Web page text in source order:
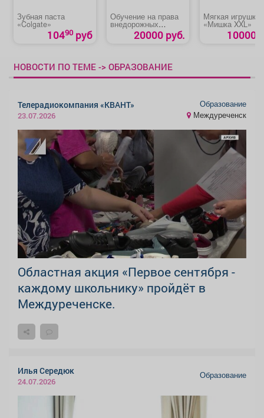
Зубная паста
«Colgate»
10490 руб
Обучение на права
внедорожных
мототранспортных
средств категории AI
20000 руб.
Мягкая игрушка
«Мишка XXL»
10000
НОВОСТИ ПО ТЕМЕ -> ОБРАЗОВАНИЕ
Телерадиокомпания «КВАНТ»
23.07.2026
Образование
Междуреченск
Областная акция «Первое сентября -
каждому школьнику» пройдёт в
Междуреченске.
Илья Середюк
24.07.2026
Образование